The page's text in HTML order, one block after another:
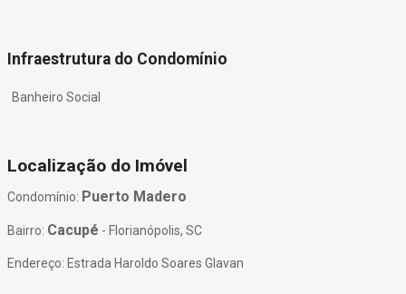
Infraestrutura do Condomínio
Banheiro Social
Localização do Imóvel
Condomínio: Puerto Madero
Bairro: Cacupé - Florianópolis, SC
Endereço: Estrada Haroldo Soares Glavan